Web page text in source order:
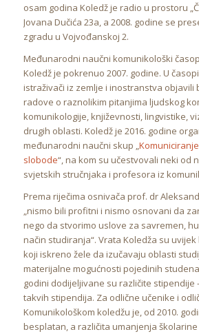
osam godina Koledž je radio u prostoru
Jovana Dučića 23a, a 2008. godine se
zgradu u Vojvođanskoj 2.
Međunarodni naučni komunikološki
Koledž je pokrenuo 2007. godine. U
istraživači iz zemlje i inostranstva objavili
radove o raznolikim pitanjima ljudskog
komunikologije, književnosti, lingvistike,
drugih oblasti. Koledž je 2016. godine
međunarodni naučni skup „
slobode“, na kom su učestvovali neki od
svjetskih stručnjaka i profesora iz
Prema riječima osnivača prof. dr
„nismo bili profitni i nismo osnovani da
nego da stvorimo uslove za savremen,
način studiranja“. Vrata Koledža su
koji iskreno žele da izučavaju oblasti
materijalne mogućnosti pojedinih
godini dodijeljivane su različite stipendije
takvih stipendija. Za odlične učenike i
Komunikološkom koledžu je, od 2010.
besplatan, a različita umanjenja